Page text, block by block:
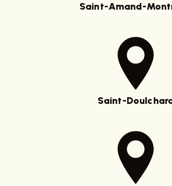
Saint-Amand-
Saint-